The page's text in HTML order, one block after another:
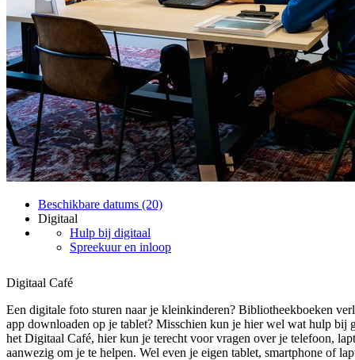
Beschikbare datums (20)
Digitaal
Hulp bij digitaal
Spreekuur en inloop
Digitaal Café
Een digitale foto sturen naar je kleinkinderen? Bibliotheekboeken
app downloaden op je tablet? Misschien kun je hier wel wat hulp bij
het Digitaal Café, hier kun je terecht voor vragen over je telefoon,
aanwezig om je te helpen. Wel even je eigen tablet, smartphone of